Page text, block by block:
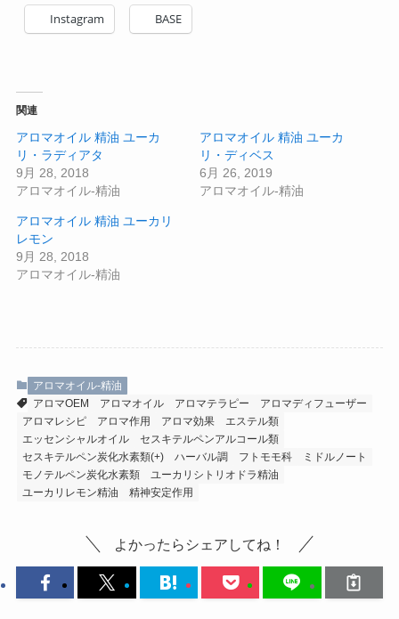
Instagram BASE
関連
アロマオイル 精油 ユーカ
リ・ラディアタ
9月 28, 2018
アロマオイル-精油
アロマオイル 精油 ユーカ
リ・ディベス
6月 26, 2019
アロマオイル-精油
アロマオイル 精油 ユーカリ
レモン
9月 28, 2018
アロマオイル-精油
アロマオイル-精油
アロマOEM
アロマオイル アロマテラピー
アロマディフューザー
アロマレシピ
アロマ作用 アロマ効果
エステル類
エッセンシャルオイル
セスキテルペンアルコール類
セスキテルペン炭化水素類(+)
ハーバル調 フトモモ科
ミドルノート
モノテルペン炭化水素類
ユーカリシトリオドラ精油
ユーカリレモン精油
精神安定作用
よかったらシェアしてね！